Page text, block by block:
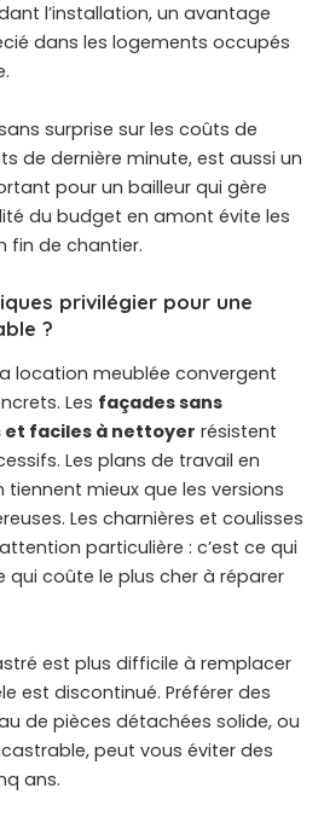
l’installation, un avantage
dans les logements occupés
surprise sur les coûts de
de dernière minute, est aussi un
pour un bailleur qui gère
du budget en amont évite les
fin de chantier.
privilégier pour une
?
location meublée convergent
Les façades sans
faciles à nettoyer résistent
Les plans de travail en
mieux que les versions
Les charnières et coulisses
particulière : c’est ce qui
qui coûte le plus cher à réparer
est plus difficile à remplacer
est discontinué. Préférer des
de pièces détachées solide, ou
peut vous éviter des
ans.